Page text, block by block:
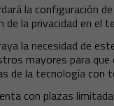
la configuración
la privacidad en el
la necesidad de
mayores para
de la tecnología con
con plazas